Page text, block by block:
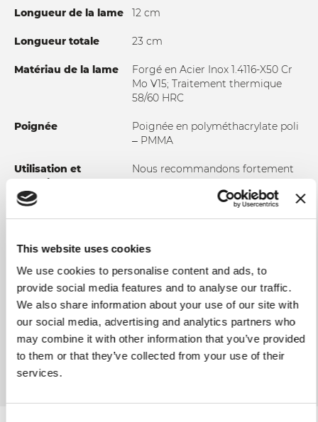
This website uses cookies
We use cookies to personalise content and ads, to
provide social media features and to analyse our traffic.
We also share information about your use of our site with
our social media, advertising and analytics partners who
may combine it with other information that you’ve provided
to them or that they’ve collected from your use of their
services.
Longueur de la lame 12 cm
Longueur totale 23 cm
Matériau de la lame
Forgé en Acier Inox 1.4116-X50 Cr
Mo V15; Traitement thermique
58/60 HRC
Poignée
Poignée en polyméthacrylate poli
– PMMA
Utilisation et
entretien
Nous recommandons fortement
le lavage manuel à l'eau chaude
afin de garantir l'intégrité et la
durabilité du produit. Il est
de tissus ou d'éponges abrasifs.
AJOUTER AU COMPARATEUR